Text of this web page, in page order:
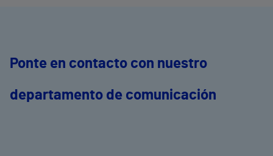
Ponte en contacto con nuestro
departamento de comunicación